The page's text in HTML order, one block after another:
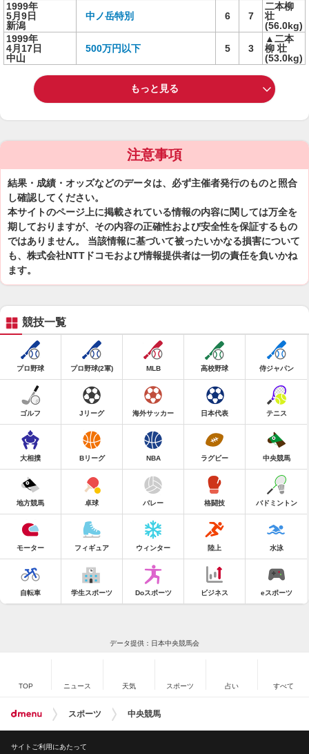
1999年
5月9日
新潟
中ノ岳特別 6 7
二本柳
壮
(56.0kg)
1999年
4月17日
中山
500万円以下 5 3
▲二本
柳 壮
(53.0kg)
もっと見る
注意事項
結果・成績・オッズなどのデータは、必ず主催者発行のものと照合
し確認してください。
本サイトのページ上に掲載されている情報の内容に関しては万全を
期しておりますが、その内容の正確性および安全性を保証するもの
ではありません。 当該情報に基づいて被ったいかなる損害について
も、株式会社NTTドコモおよび情報提供者は一切の責任を負いかね
ます。
競技一覧
プロ野球 プロ野球(2軍) MLB 高校野球 侍ジャパン
ゴルフ Jリーグ 海外サッカー 日本代表 テニス
大相撲 Bリーグ NBA ラグビー 中央競馬
地方競馬 卓球 バレー 格闘技 バドミントン
モーター フィギュア ウィンター 陸上 水泳
自転車 学生スポーツ Doスポーツ ビジネス eスポーツ
データ提供：日本中央競馬会
TOP ニュース 天気 スポーツ 占い すべて
スポーツ 中央競馬
サイトご利用にあたって